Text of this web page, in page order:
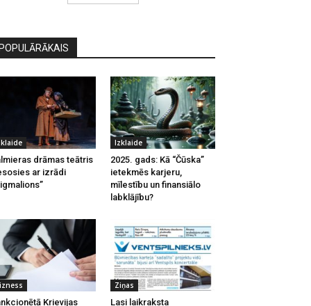
drāmas teātris
ar izrādi
Izklaide
2025. gads: Kā “Čūska”
ietekmēs karjeru,
mīlestību un finansiālo
labklājību?
Krievijas
Ziņas
Lasi laikraksta